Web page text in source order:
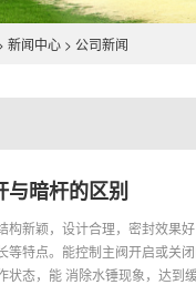
新闻中心 > 公司新闻
与暗杆的区别
构新颖，设计合理，密封效果
等特点。能控制主阀开启或关
状态，能 消除水锤现象，达到